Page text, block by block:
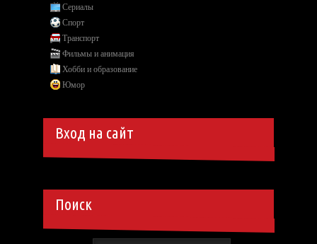
Сериалы
Спорт
Транспорт
Фильмы и анимация
Хобби и образование
Юмор
Вход на сайт
Поиск